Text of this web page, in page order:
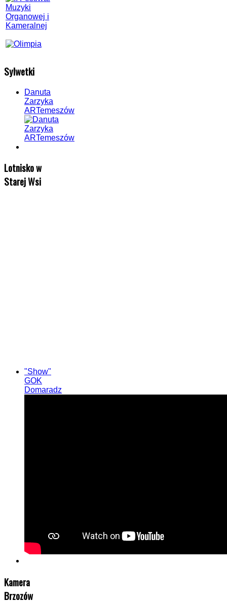
Sylwetki
Danuta
Zarzyka
ARTemeszów
Lotnisko w
Starej Wsi
"Show"
GOK
Domaradz
Kamera
Brzozów